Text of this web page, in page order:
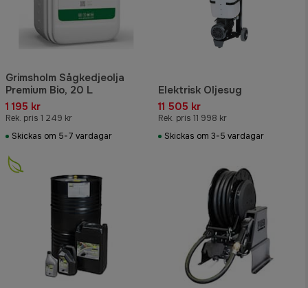
Grimsholm Sågkedjeolja
Premium Bio, 20 L
1 195 kr
Rek. pris 1 249 kr
Skickas om 5-7 vardagar
Elektrisk Oljesug
11 505 kr
Rek. pris 11 998 kr
Skickas om 3-5 vardagar